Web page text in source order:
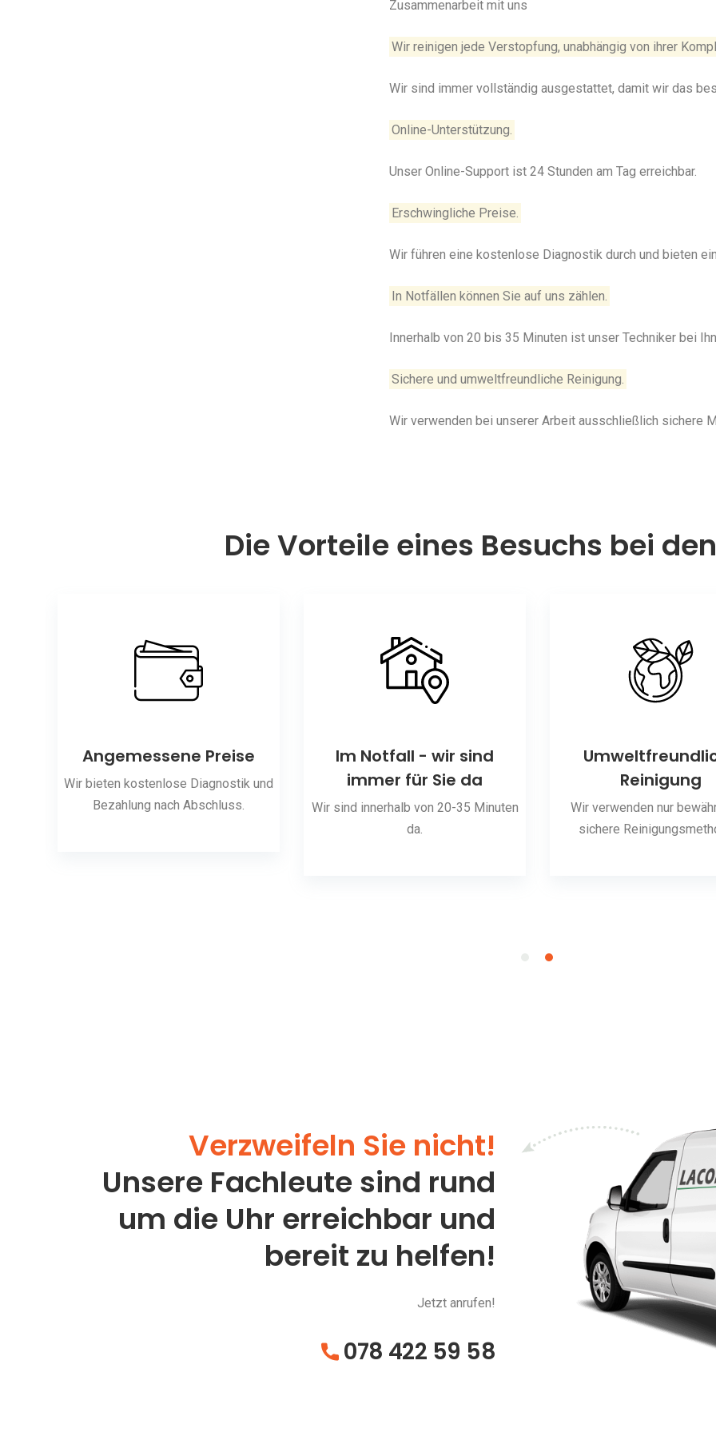
Zusammenarbeit mit uns
Wir reinigen jede Verstopfung, unabhängig von ihrer
Wir sind immer vollständig ausgestattet, damit wir das
Online-Unterstützung.
Unser Online-Support ist 24 Stunden am Tag erreichbar.
Erschwingliche Preise.
Wir führen eine kostenlose Diagnostik durch und bieten
In Notfällen können Sie auf uns zählen.
Innerhalb von 20 bis 35 Minuten ist unser Techniker bei
Sichere und umweltfreundliche Reinigung.
Wir verwenden bei unserer Arbeit ausschließlich sichere
Die Vorteile eines Besuchs bei
Angemessene Preise
Wir bieten kostenlose Diagnostik und
Bezahlung nach Abschluss.
Im Notfall - wir sind
immer für Sie da
Wir sind innerhalb von 20-35 Minuten
da.
Reinigung
Wir verwenden nur
sichere
Verzweifeln Sie nicht!
Unsere Fachleute sind rund
um die Uhr erreichbar und
bereit zu helfen!
Jetzt anrufen!
078 422 59 58